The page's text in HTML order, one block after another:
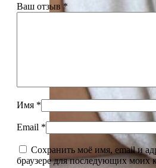
Ваш отзыв*
Имя *
Email *
Сохранить моё имя, email и
браузере для последующих моих